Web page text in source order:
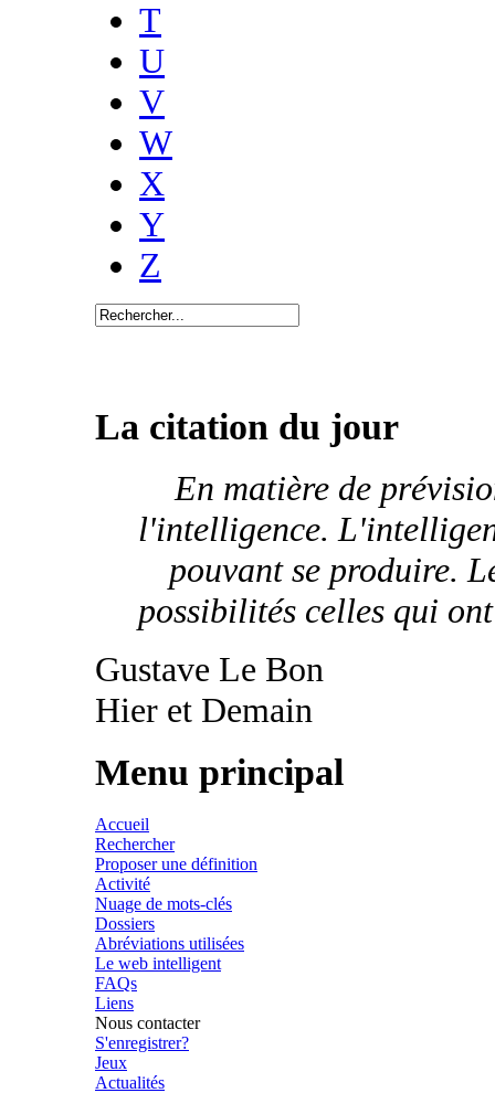
T
U
V
W
X
Y
Z
La citation du jour
En matière de
l'intelligence.
pouvant se produire.
possibilités celles qui
Gustave Le Bon
Hier et Demain
Menu principal
Accueil
Rechercher
Proposer une définition
Activité
Nuage de mots-clés
Dossiers
Abréviations utilisées
Le web intelligent
FAQs
Liens
Nous contacter
S'enregistrer?
Jeux
Actualités